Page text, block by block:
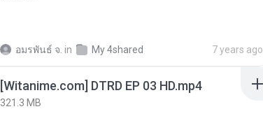
อมรพันธ์ จ. in My 4shared 7 years ago
[Witanime.com] DTRD EP 03 HD.mp4
321.3 MB